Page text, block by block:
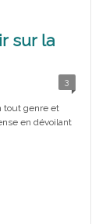
sur la
3
tout genre et
en dévoilant